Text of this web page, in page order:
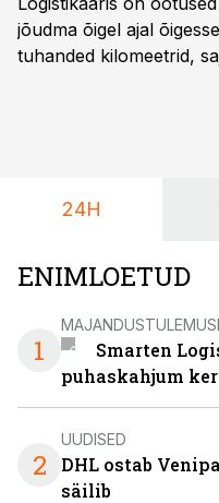
jõudma õigel ajal
tuhanded kilomeetrid,
24H
ENIMLOETUD
1
Smarten
puhaskahjum
2
UUDISED
DHL ostab
säilib